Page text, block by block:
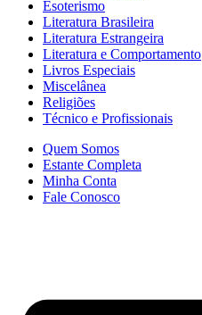
Esoterismo
Literatura Brasileira
Literatura Estrangeira
Literatura e Comportamento
Livros Especiais
Miscelânea
Religiões
Técnico e Profissionais
Quem Somos
Estante Completa
Minha Conta
Fale Conosco